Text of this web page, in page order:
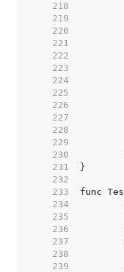
   218
   219
   220
   221
   222
   223
   224
   225
   226
   227
   228
   229
   230
   231
   232
   233
   234
   235
   236
   237
   238
   239